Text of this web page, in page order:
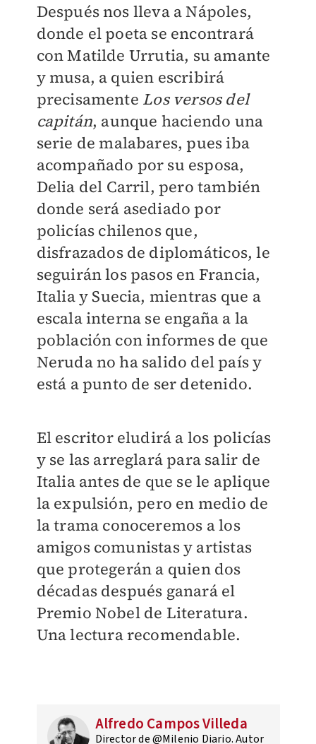
Después nos lleva a Nápoles,
donde el poeta se encontrará
con Matilde Urrutia, su amante
y musa, a quien escribirá
precisamente Los versos del
capitán, aunque haciendo una
serie de malabares, pues iba
acompañado por su esposa,
Delia del Carril, pero también
donde será asediado por
policías chilenos que,
disfrazados de diplomáticos, le
seguirán los pasos en Francia,
Italia y Suecia, mientras que a
escala interna se engaña a la
población con informes de que
Neruda no ha salido del país y
está a punto de ser detenido.
El escritor eludirá a los policías
y se las arreglará para salir de
Italia antes de que se le aplique
la expulsión, pero en medio de
la trama conoceremos a los
amigos comunistas y artistas
que protegerán a quien dos
décadas después ganará el
Premio Nobel de Literatura.
Una lectura recomendable.
Alfredo Campos Villeda
Director de @Milenio Diario. Autor